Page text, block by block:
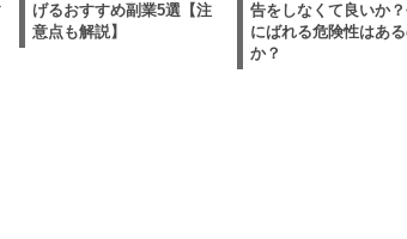
げるおすすめ副業5選【注
意点も解説】
告をしなくて良いか
にばれる危険性はあ
か？